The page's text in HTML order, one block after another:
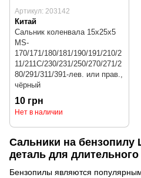
Артикул: 203142
Китай
Сальник коленвала 15x25x5
MS-
170/171/180/181/190/191/210/2
11/211C/230/231/250/270/271/2
80/291/311/391-лев. или прав.,
чёрный
10 грн
Нет в наличии
Сальники на бензопилу
деталь для
Бензопилы являются